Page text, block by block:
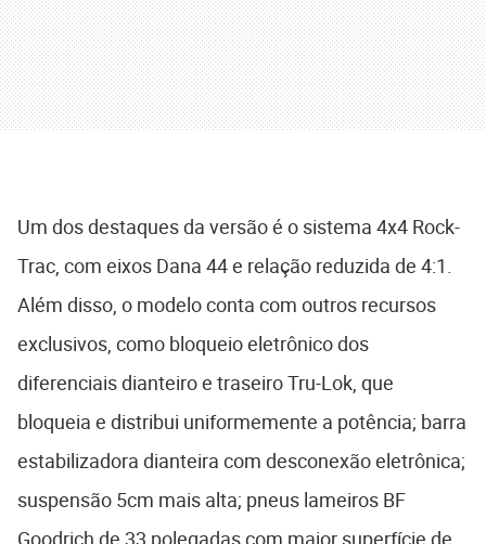
Um dos destaques da versão é o sistema 4x4 Rock-
Trac, com eixos Dana 44 e relação reduzida de 4:1.
Além disso, o modelo conta com outros recursos
exclusivos, como bloqueio eletrônico dos
diferenciais dianteiro e traseiro Tru-Lok, que
bloqueia e distribui uniformemente a potência; barra
estabilizadora dianteira com desconexão eletrônica;
suspensão 5cm mais alta; pneus lameiros BF